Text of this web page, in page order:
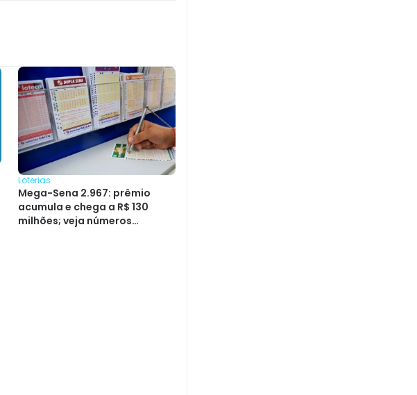
Loterias
Mega-Sena 2.967: prêmio
acumula e chega a R$ 130
milhões; veja números